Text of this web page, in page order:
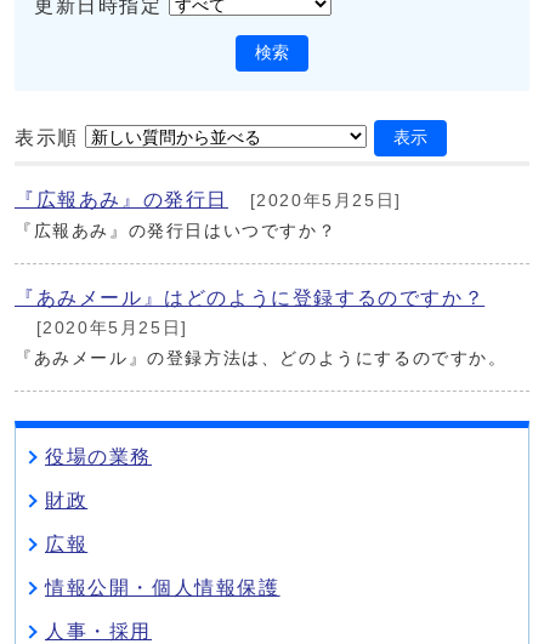
更新日時指定
検索
表示順 表示
『広報あみ』の発行日
[2020年5月25日]
『広報あみ』の発行日はいつですか？
『あみメール』はどのように登録するのですか？
[2020年5月25日]
『あみメール』の登録方法は、どのようにするのですか。
役場の業務
財政
広報
情報公開・個人情報保護
人事・採用